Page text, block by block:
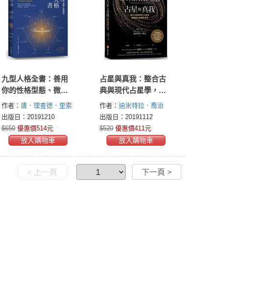
九型人格全書：善用
你的性格型態、微調
人際關係，活出全方
位生命力
作者： 唐．理查德．里索
(Don Richard Riso)
赫德森(Russ Hudson)
出版日：20191210
$650 優惠價514元
放入購物車
占星與真我：整合古
典與現代占星學，揭
開誕生星盤的本質
作者： 迪米特拉．喬治
(Demetra George)
出版日：20191112
$520 優惠價411元
放入購物車
< 上一頁 下一頁 >